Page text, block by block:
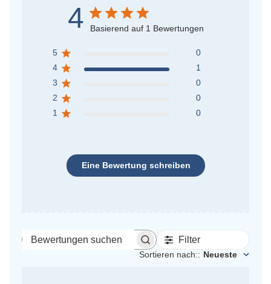
4 Basierend auf 1 Bewertungen
5
0
4
1
3
0
2
0
1
0
Eine Bewertung schreiben
Bewertungen
Filter
Sortieren nach:: Neueste